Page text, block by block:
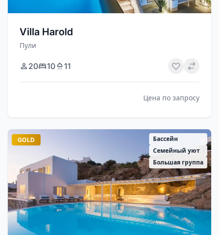
Villa Harold
Пули
20 10 11
Цена по запросу
GOLD
Бассейн
Семейный уют
Большая группа